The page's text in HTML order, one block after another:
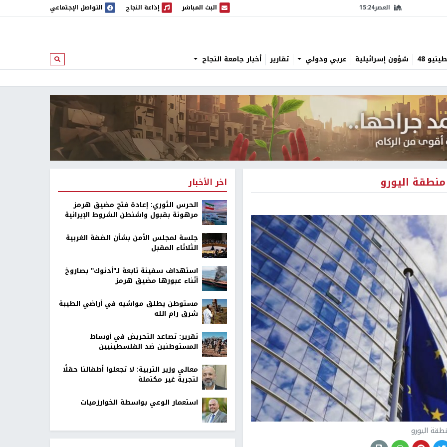
العصر15:24 البث المباشر
البث المباشر إذاعة النجاح
إذاعة النجاح التواصل الإجتماعي
48 شؤون إسرائيلية عربي ودولي تقارير أخبار جامعة النجاح ابحث
اليورو
اليورو
اخر الأخبار
الحرس الثوري: إعادة فتح مضيق هرمز
مرهونة بقبول واشنطن الشروط الإيرانية
جلسة لمجلس الأمن بشأن الضفة الغربية
الثلاثاء المقبل
استهداف سفينة تابعة لـ"أدنوك" بصاروخ
أثناء عبورها مضيق هرمز
مستوطن يطلق مواشيه في أراضي الطيبة
شرق رام الله
تقرير: تصاعد التحريض في أوساط
المستوطنين ضد الفلسطينيين
معالي وزير التربية: لا تجعلوا أطفالنا حقلًا
لتجربة غير مكتملة
استعمار الوعي بواسطة الخوارزميات